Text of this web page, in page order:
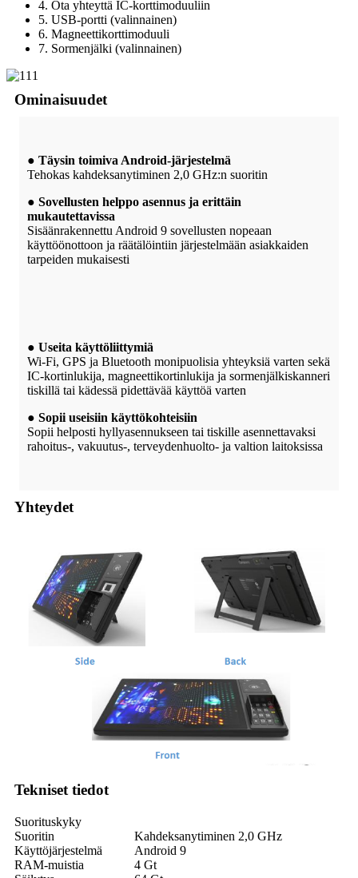
4. Ota yhteyttä IC-korttimoduuliin
5. USB-portti (valinnainen)
6. Magneettikorttimoduuli
7. Sormenjälki (valinnainen)
Ominaisuudet
● Täysin toimiva Android-järjestelmä
Tehokas kahdeksanytiminen 2,0 GHz:n suoritin
● Sovellusten helppo asennus ja erittäin
mukautettavissa
Sisäänrakennettu Android 9 sovellusten nopeaan
käyttöönottoon ja räätälöintiin järjestelmään asiakkaiden
tarpeiden mukaisesti
● Useita käyttöliittymiä
Wi-Fi, GPS ja Bluetooth monipuolisia yhteyksiä varten sekä
IC-kortinlukija, magneettikortinlukija ja sormenjälkiskanneri
tiskillä tai kädessä pidettävää käyttöä varten
● Sopii useisiin käyttökohteisiin
Sopii helposti hyllyasennukseen tai tiskille asennettavaksi
rahoitus-, vakuutus-, terveydenhuolto- ja valtion laitoksissa
Yhteydet
Tekniset tiedot
Suorituskyky
Suoritin
Kahdeksanytiminen 2,0 GHz
Käyttöjärjestelmä
Android 9
RAM-muistia
4 Gt